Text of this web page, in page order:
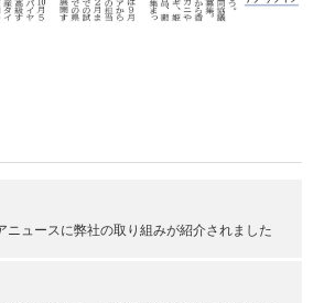
ニュースに弊社の取り組みが紹介されました